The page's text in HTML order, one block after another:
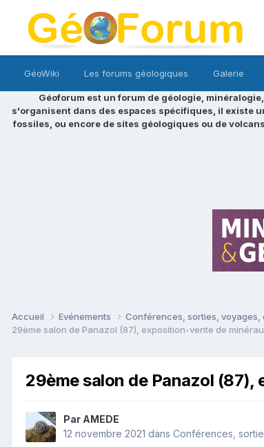
GéoWiki Les forums géologiques Galerie
Géoforum est un forum de géologie,
s'organisent dans des espaces spécifiques, il existe
fossiles, ou encore de sites géologiques ou de
Accueil Evénements
Conférences, sorties, voyages,
29ème salon de Panazol (87), exposition-vente de
29ème salon de Panazol
Par AMEDE
12 novembre 2021 dans Conférences,